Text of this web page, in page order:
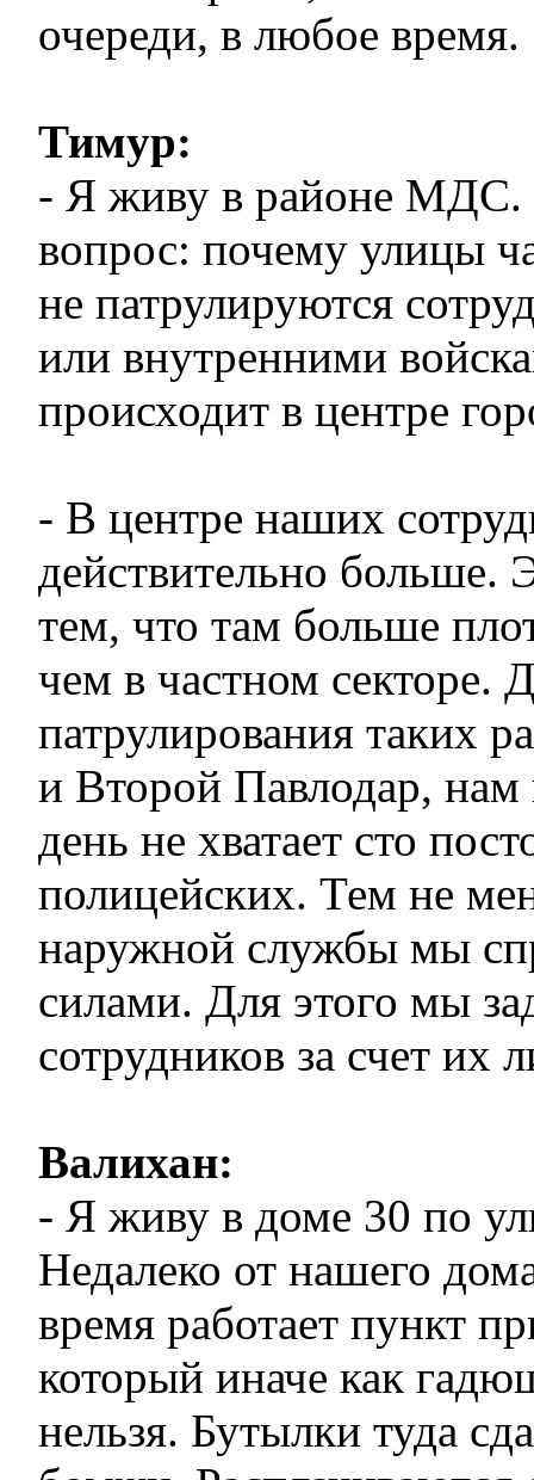
очереди, в любое время.
Тимур:
- Я живу в районе МДС.
вопрос: почему улицы
не патрулируются
или внутренними
происходит в центре
- В центре наших
действительно больше.
тем, что там больше
чем в частном секторе.
патрулирования таких
и Второй Павлодар, нам
день не хватает сто
полицейских. Тем не
наружной службы мы
силами. Для этого мы
сотрудников за счет их
Валихан:
- Я живу в доме 30 по
Недалеко от нашего
время работает пункт
который иначе как
нельзя. Бутылки туда